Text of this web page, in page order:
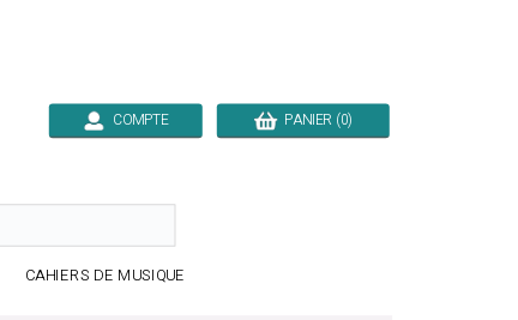
COMPTE PANIER (0)
CAHIERS DE MUSIQUE